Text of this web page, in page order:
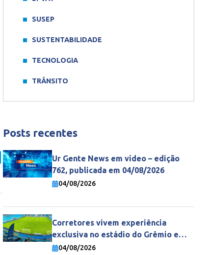
Share
SUSEP
SUSTENTABILIDADE
TECNOLOGIA
TRÂNSITO
Posts recentes
Ur Gente News em vídeo – edição
762, publicada em 04/08/2026
04/08/2026
Corretores vivem experiência
exclusiva no estádio do Grêmio e
fortalecem parceria com a Gente
04/08/2026